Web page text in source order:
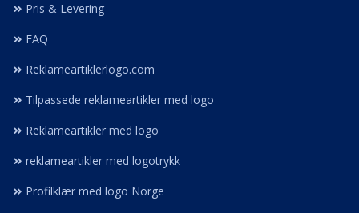
Pris & Levering
FAQ
Reklameartiklerlogo.com
Tilpassede reklameartikler med logo
Reklameartikler med logo
reklameartikler med logotrykk
Profilklær med logo Norge